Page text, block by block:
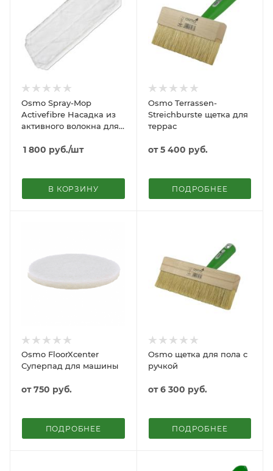
Osmo Spray-Mop
Activefibre Насадка из
активного волокна для
1 800 руб./шт
В КОРЗИНУ
Osmo Terrassen-
Streichburste щетка для
террас
от5 400 руб.
ПОДРОБНЕЕ
Osmo FloorXcenter
Суперпад для машины
от750 руб.
ПОДРОБНЕЕ
Osmo щетка для пола с
ручкой
от6 300 руб.
ПОДРОБНЕЕ